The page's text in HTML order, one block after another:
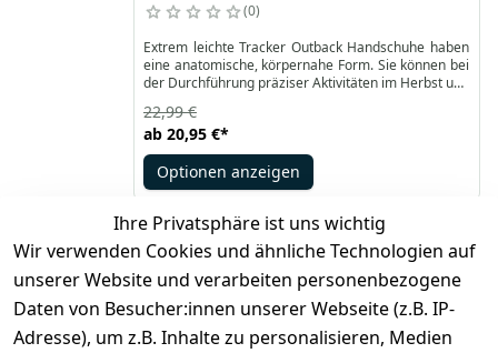
0
Extrem leichte Tracker Outback Handschuhe haben
eine anatomische, körpernahe Form. Sie können bei
der Durchführung präziser Aktivitäten im Herbst und
Polyester in Kombination mit Kunstleder für einen
besseren Griff. Zusätzliche Einsätze an Daumen und
Zeigefinger ermöglichen die Bedienung von
Touchscreens ohne die Handschuhe auszuziehen.
ab 20,95 €*
22,99 €
Optionen anzeigen
* inkl. ges. MwStzzgl.Versandkosten
1
Ihre Privatsphäre ist uns wichtig
Wir verwenden Cookies und ähnliche Technologien auf
unserer Website und verarbeiten personenbezogene
Daten von Besucher:innen unserer Webseite (z.B. IP-
Adresse), um z.B. Inhalte zu personalisieren, Medien